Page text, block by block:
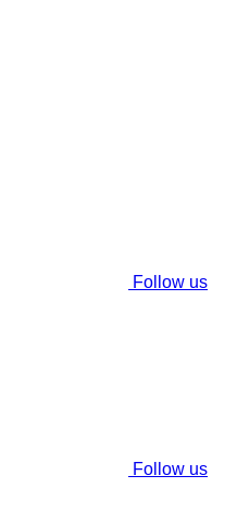
Follow us
Follow us